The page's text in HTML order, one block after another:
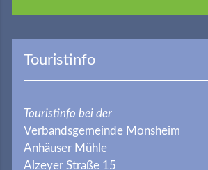
Touristinfo
Touristinfo bei der
Verbandsgemeinde Monsheim
Anhäuser Mühle
Alzeyer Straße 15